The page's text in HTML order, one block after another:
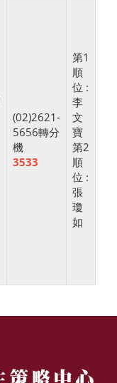
(02)2621-
5656轉分
機
3533
第1
順
位 :
李
文
寶
第2
順
位 :
張
瓊
如